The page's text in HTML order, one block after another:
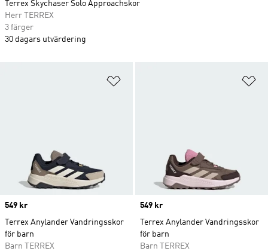
Price
549 kr
Terrex Anylander Vandringsskor
för barn
Barn TERREX
Price
549 kr
Terrex Anylander Vandringsskor
för barn
Barn TERREX
Terrex Skychaser Solo Approachskor
Herr TERREX
3 färger
30 dagars utvärdering